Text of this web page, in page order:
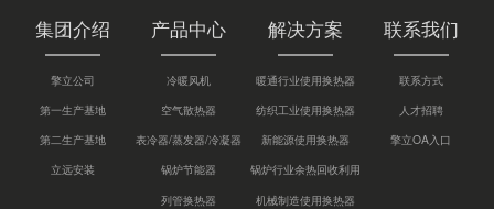
集团介绍
擎立公司
第一生产基地
第二生产基地
立远安装
产品中心
冷暖风机
空气散热器
表冷器/蒸发器/冷凝器
锅炉节能器
列管换热器
解决方案
暖通行业使用换热器
纺织工业使用换热器
新能源使用换热器
锅炉行业余热回收利用
机械制造使用换热器
联系我们
联系方式
人才招聘
擎立OA入口